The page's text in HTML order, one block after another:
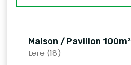
Maison / Pavillon 100m²
Lere (18)